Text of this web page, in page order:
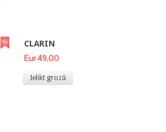
CLARIN
Eur 49,00
Ielikt grozā